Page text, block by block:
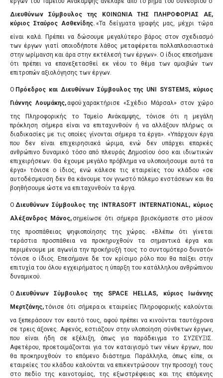
Διευθύνων Σύμβουλος της ΚΟΙΝΩΝΙΑ ΤΗΣ ΠΛΗΡΟΦΟΡΙΑΣ ΑΕ,
κύριος Σταύρος Ασθενίδης. «Τα δείγματα γραφής μας, μέχρι τώρα
είναι καλά. Πρέπει να δώσουμε μεγαλύτερο βάρος στον σχεδιασμό
των έργων γιατί οποιοδήποτε λάθος μεταφέρεται πολλαπλασιαστικά
στην ωρίμανση και άρα στην εκτέλεσή των έργων». Ο ίδιος επεσήμανε
ότι πρέπει να επανεξετασθεί εκ νέου το θέμα των αμοιβών των
επιτροπών αξιολόγησης των έργων.
Ο Πρόεδρος και Διευθύνων Σύμβουλος της UNI SYSTEMS, κύριος
Γιάννης Λουμάκης, αφού χαρακτήρισε «Σχέδιο Μάρσαλ» στον χώρο
της Πληροφορικής το Ταμείο Ανάκαμψης, τόνισε ότι η μεγάλη
πρόκληση σήμερα είναι να επιταχυνθούν ή να αλλάξουν πλήρως οι
διαδικασίες με τις οποίες γίνονται σήμερα τα έργα». «Υπάρχουν έργα
που δεν είναι επιχειρησιακά ώριμα, ενώ δεν υπάρχει επαρκές
ανθρώπινο δυναμικό τόσο από πλευράς Δημοσίου όσο και ιδιωτικών
επιχειρήσεων. Θα έχουμε μεγάλο πρόβλημα να υλοποιήσουμε αυτά τα
έργα» τόνισε ο ίδιος, ενώ κάλεσε τις εταιρείες του κλάδου «σε
αυτοδέσμευση δεν θα κάνουμε τον γνωστό πόλεμο ενστάσεων και θα
βοηθήσουμε ώστε να επιταχυνθούν τα έργα.
Ο Διευθύνων Σύμβουλος της INTRASOFT INTERNATIONAL, κύριος
Αλέξανδρος Μάνος, σημείωσε ότι σήμερα βρισκόμαστε στο μέσον
της προσπάθειας ψηφιοποίησης της χώρας. «Βλέπω ότι γίνεται
τεράστια προσπάθεια να προκηρυχθούν τα σημαντικά έργα και
περιμένουμε με αγωνία την προκήρυξή τους το συντομότερο δυνατό»
τόνισε ο ίδιος. Επεσήμανε δε τον κρίσιμο ρόλο που θα παίξει στην
επιτυχία του όλου εγχειρήματος η ύπαρξη του κατάλληλου ανθρώπινου
δυναμικού.
Ο Διευθύνων Σύμβουλος της SPACE HELLAS, κύριος Ιωάννης
Μερτζάνης,τόνισε ότι σήμερα οι εταιρείες Πληροφορικής καλούνται
να ξεπεράσουν τον εαυτό τους, αφού πρέπει να κινούνται ταυτόχρονα
σε τρεις άξονες. Αφενός, εστιάζουν στην υλοποίηση σύνθετων έργων,
που είναι ήδη σε εξέλιξη, όπως για παράδειγμα το ΣΥΖΕΥΞΙΣ.
Αφετέρου, προετοιμάζονται για τον καταιγισμό των νέων έργων, που
θα προκηρυχθούν το επόμενο διάστημα. Παράλληλα, όπως είπε, οι
εταιρείες του κλάδου καλούνται να επικεντρώσουν την προσοχή τους
στο πεδίο της καινοτομίας, της εξωστρέφειας και της επόμενης